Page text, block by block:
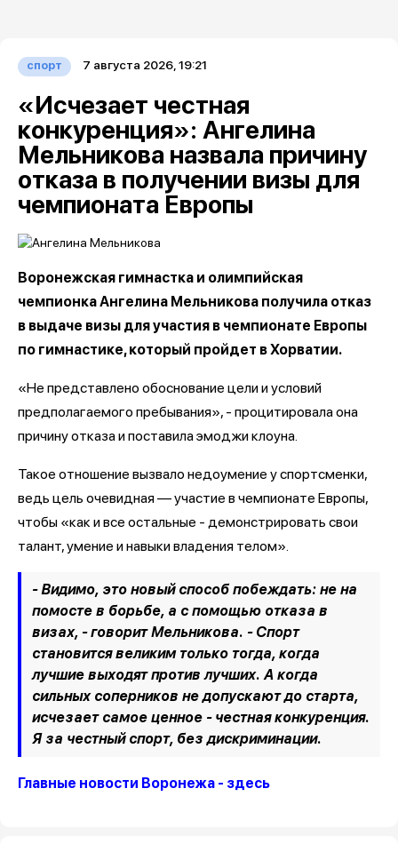
спорт 7 августа 2026, 19:21
«Исчезает честная
конкуренция»: Ангелина
Мельникова назвала причину
отказа в получении визы для
чемпионата Европы
Воронежская гимнастка и олимпийская
чемпионка Ангелина Мельникова получила отказ
в выдаче визы для участия в чемпионате Европы
по гимнастике, который пройдет в Хорватии.
«Не представлено обоснование цели и условий
предполагаемого пребывания», - процитировала она
причину отказа и поставила эмоджи клоуна.
Такое отношение вызвало недоумение у спортсменки,
ведь цель очевидная — участие в чемпионате Европы,
чтобы «как и все остальные - демонстрировать свои
талант, умение и навыки владения телом».
- Видимо, это новый способ побеждать: не на
помосте в борьбе, а с помощью отказа в
визах, - говорит Мельникова. - Спорт
становится великим только тогда, когда
лучшие выходят против лучших. А когда
сильных соперников не допускают до старта,
исчезает самое ценное - честная конкуренция.
Я за честный спорт, без дискриминации.
Главные новости Воронежа - здесь